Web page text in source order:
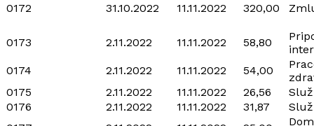
0172 31.10.2022 11.11.2022 320,00
0173 2.11.2022 11.11.2022 58,80
0174
2.11.2022 11.11.2022 54,00
0175
2.11.2022 11.11.2022 26,56
0176
2.11.2022 11.11.2022 31,87